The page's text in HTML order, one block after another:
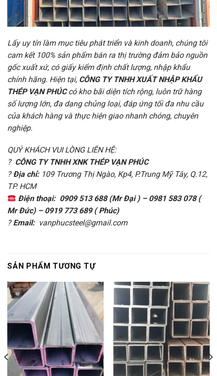
Lấy uy tín làm mục tiêu phát triển và kinh doanh, chúng tôi
cam kết 100% sản phẩm bán ra thị trường đảm bảo nguồn
gốc xuất xứ, có giấy kiểm định chất lượng, nhập khẩu
chính hãng. Hiện tại, CÔNG TY TNHH XUẤT NHẬP KHẨU
THÉP VẠN PHÚCcó kho bãi diện tích rộng, luôn trữ hàng
số lượng lớn, đa dạng chủng loại, đáp ứng tối đa nhu cầu
của khách hàng và thực hiện giao nhanh chóng, chuyên
nghiệp.
QUÝ KHÁCH VUI LÒNG LIÊN HỆ:
? CÔNG TY TNHH XNK THÉP VẠN PHÚC
?Địa chỉ:109 Trương Thị Ngào, Kp4, P.Trung Mỹ Tây, Q.12,
TP. HCM
Điện thoại: 0909 513 688 (Mr Đại ) – 0981 583 078 (
Mr Đức) – 0919 773 689 ( Phúc)
?Email: vanphucsteel@gmail.com
SẢN PHẨM TƯƠNG TỰ